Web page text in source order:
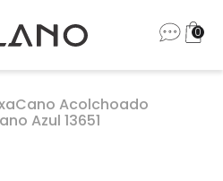
0
Acolchoado
Azul 13651